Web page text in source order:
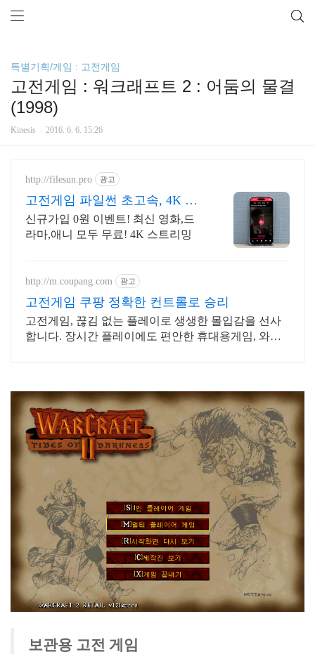
특별기획/게임 : 고전게임
고전게임 : 워크래프트 2 : 어둠의 물결
(1998)
Kinesis 2016. 6. 6. 15:26
http://filesun.pro 광고
고전게임 파일썬 초고속, 4K 실
시간 보기!
신규가입 0원 이벤트! 최신 영화,드
라마,애니 모두 무료! 4K 스트리밍
http://m.coupang.com 광고
고전게임 쿠팡 정확한 컨트롤로 승리
고전게임, 끊김 없는 플레이로 생생한 몰입감을 선사
합니다. 장시간 플레이에도 편안한 휴대용게임, 와우
보관용 고전 게임